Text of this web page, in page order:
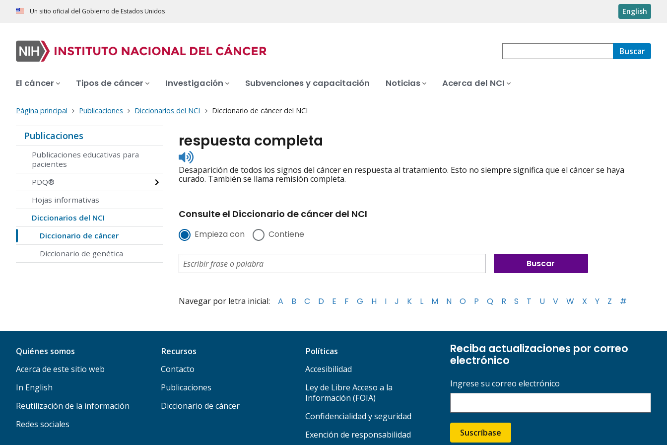
Un sitio oficial del Gobierno de Estados Unidos English
Buscar
El cáncer Tipos de cáncer Investigación Subvenciones y capacitación Noticias Acerca del NCI
Página principal Publicaciones Diccionarios del NCI Diccionario de cáncer del NCI
Publicaciones
Publicaciones educativas para
pacientes
PDQ®
Hojas informativas
Diccionarios del NCI
Diccionario de cáncer
Diccionario de genética
respuesta completa
Listen
to
pronunciation
Desaparición de todos los signos del cáncer en respuesta al tratamiento. Esto no siempre significa que el cáncer se haya
curado. También se llama remisión completa.
Consulte el Diccionario de cáncer del NCI
Empieza con Contiene
Navegar por letra inicial: A B C D E F G H I J K L M N O P Q R S T U V W X Y Z #
Quiénes somos
Acerca de este sitio web
In English
Reutilización de la información
Redes sociales
Recursos
Contacto
Publicaciones
Diccionario de cáncer
Políticas
Accesibilidad
Ley de Libre Acceso a la
Información (FOIA)
Confidencialidad y seguridad
Exención de responsabilidad
Reciba actualizaciones por correo
electrónico
Ingrese su correo electrónico
Suscríbase